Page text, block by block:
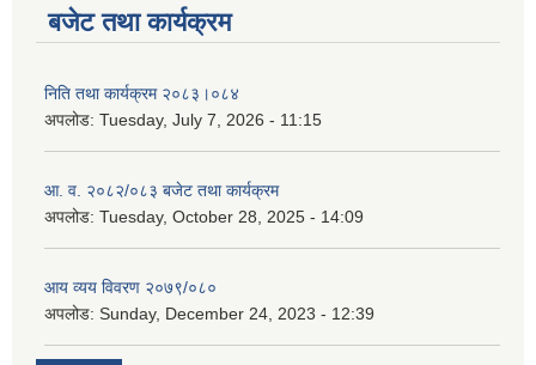
बजेट तथा कार्यक्रम
निति तथा कार्यक्रम २०८३।०८४
अपलोड: Tuesday, July 7, 2026 - 11:15
आ. व. २०८२/०८३ बजेट तथा कार्यक्रम
अपलोड: Tuesday, October 28, 2025 - 14:09
आय व्यय विवरण २०७९/०८०
अपलोड: Sunday, December 24, 2023 - 12:39